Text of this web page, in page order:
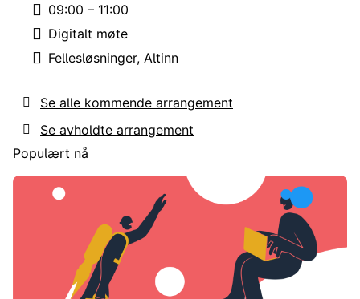
Tid:
09:00 – 11:00
Sted:
Digitalt møte
Emne:
Fellesløsninger Altinn
Se alle kommende arrangement
Se avholdte arrangement
Populært nå